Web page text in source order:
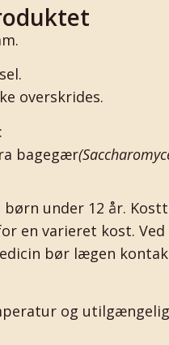
overskrides.
bagegær
under 12 år.
en varieret kost.
bør lægen
og